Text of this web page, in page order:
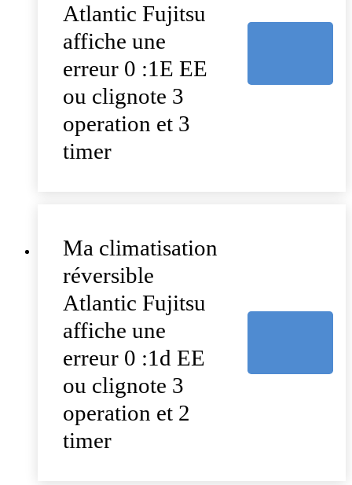
Atlantic Fujitsu
affiche une
erreur 0 :1E EE
ou clignote 3
operation et 3
timer
Ma climatisation
réversible
Atlantic Fujitsu
affiche une
erreur 0 :1d EE
ou clignote 3
operation et 2
timer